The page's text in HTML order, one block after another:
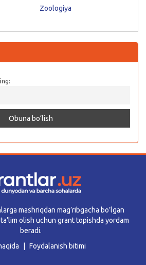
Zoologiya
mashriqdan mag’ribgacha bo’lgan
olish uchun grant topishda yordam
beradi.
Foydalanish bitimi